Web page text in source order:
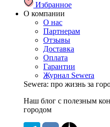
Избранное
О компании
О нас
Партнерам
Отзывы
Доставка
Оплата
Гарантии
Журнал Sewera
Sewera: про жизнь за
Наш блог c полезным
городом